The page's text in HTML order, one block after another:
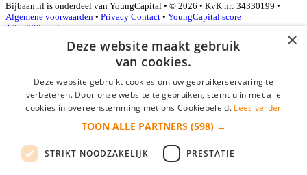
Bijbaan.nl is onderdeel van YoungCapital • © 2026 • KvK nr: 34330199 •
Algemene voorwaarden • Privacy Contact • YoungCapital score
4.3 - 3366 reviews
Inloggen als bedrijf
*
login gegevens onthouden
×
Deze website maakt gebruik
van cookies.
Deze website gebruikt cookies om uw gebruikerservaring te
verbeteren. Door onze website te gebruiken, stemt u in met alle
cookies in overeenstemming met ons Cookiebeleid. Lees verder
TOON ALLE PARTNERS (598) →
STRIKT NOODZAKELIJK PRESTATIE